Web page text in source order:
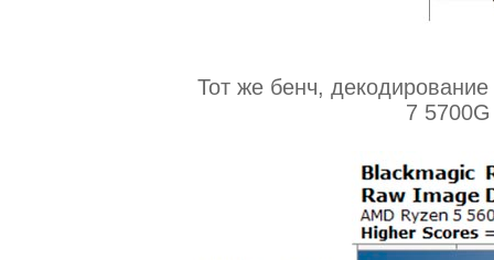
Тот же бенч, декодирование
7